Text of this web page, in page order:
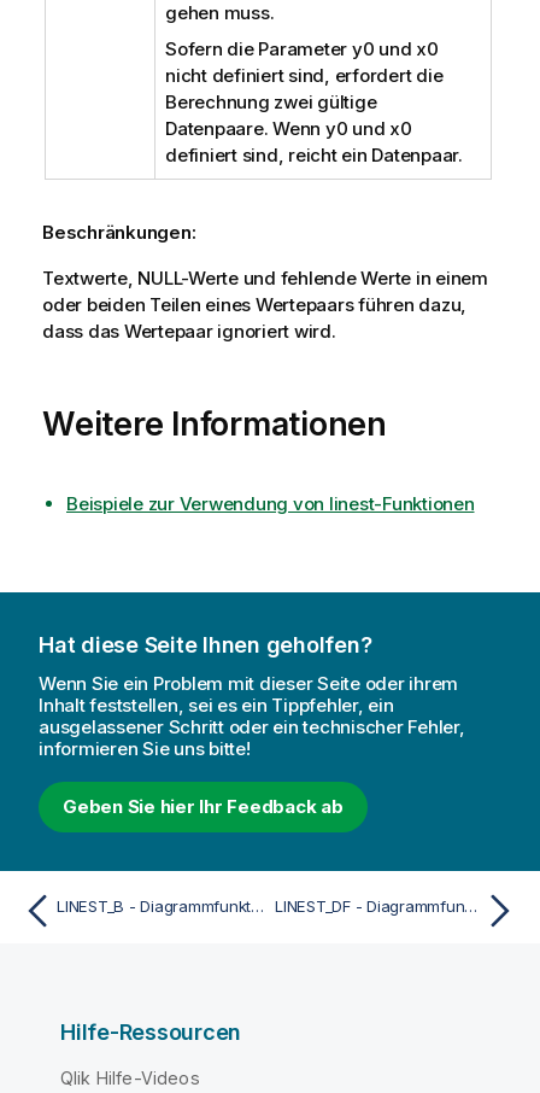
gehen muss.
Sofern die Parameter y0 und x0
nicht definiert sind, erfordert die
Berechnung zwei gültige
Datenpaare. Wenn y0 und x0
definiert sind, reicht ein Datenpaar.
Beschränkungen:
Textwerte, NULL-Werte und fehlende Werte in einem
oder beiden Teilen eines Wertepaars führen dazu,
dass das Wertepaar ignoriert wird.
Weitere Informationen
Beispiele zur Verwendung von linest-Funktionen
Hat diese Seite Ihnen geholfen?
Wenn Sie ein Problem mit dieser Seite oder ihrem
Inhalt feststellen, sei es ein Tippfehler, ein
ausgelassener Schritt oder ein technischer Fehler,
informieren Sie uns bitte!
Geben Sie hier Ihr Feedback ab
LINEST_B - Diagrammfunktion LINEST_DF - Diagrammfunktion
Hilfe-Ressourcen
Qlik Hilfe-Videos